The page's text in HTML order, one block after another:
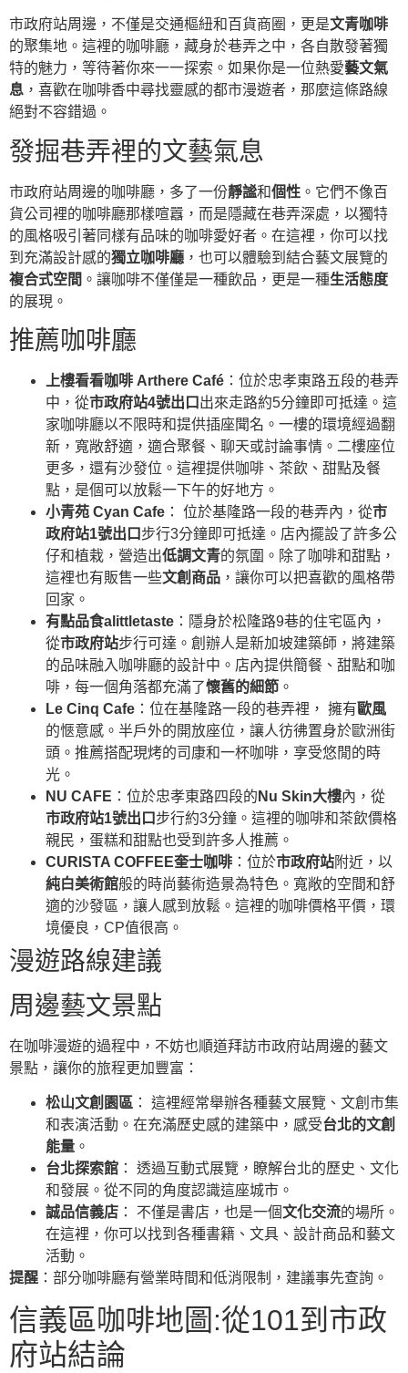
市政府站周邊，不僅是交通樞紐和百貨商圈，更是文青咖啡
的聚集地。這裡的咖啡廳，藏身於巷弄之中，各自散發著獨
特的魅力，等待著你來一一探索。如果你是一位熱愛藝文氣
息 ，喜歡在咖啡香中尋找靈感的都市漫遊者，那麼這條路線
絕對不容錯過。
發掘巷弄裡的文藝氣息
市政府站周邊的咖啡廳，多了一份靜謐和個性 。它們不像百
貨公司裡的咖啡廳那樣喧囂，而是隱藏在巷弄深處，以獨特
的風格吸引著同樣有品味的咖啡愛好者。在這裡，你可以找
到充滿設計感的獨立咖啡廳 ，也可以體驗到結合藝文展覽的
複合式空間 。讓咖啡不僅僅是一種飲品，更是一種生活態度
的展現。
推薦咖啡廳
上樓看看咖啡 Arthere Café ：位於忠孝東路五段的巷弄
中，從市政府站4號出口 出來走路約5分鐘即可抵達。這
家咖啡廳以不限時和提供插座聞名。一樓的環境經過翻
新，寬敞舒適，適合聚餐、聊天或討論事情。二樓座位
更多，還有沙發位。這裡提供咖啡、茶飲、甜點及餐
點，是個可以放鬆一下午的好地方。
小青苑 Cyan Cafe ： 位於基隆路一段的巷弄內，從市
政府站1號出口 步行3分鐘即可抵達。店內擺設了許多公
仔和植栽，營造出低調文青的氛圍。除了咖啡和甜點，
這裡也有販售一些文創商品 ，讓你可以把喜歡的風格帶
回家。
有點品食alittletaste ：隱身於松隆路9巷的住宅區內，
從市政府站步行可達。創辦人是新加坡建築師，將建築
的品味融入咖啡廳的設計中。店內提供簡餐、甜點和咖
啡，每一個角落都充滿了懷舊的細節 。
Le Cinq Cafe ：位在基隆路一段的巷弄裡， 擁有 歐風
的愜意感。半戶外的開放座位，讓人彷彿置身於歐洲街
頭。推薦搭配現烤的司康和一杯咖啡，享受悠閒的時
光。
NU CAFE ：位於忠孝東路四段的 Nu Skin大樓內，從
市政府站1號出口 步行約3分鐘。這裡的咖啡和茶飲價格
親民，蛋糕和甜點也受到許多人推薦。
CURISTA COFFEE奎士咖啡 ：位於市政府站附近，以
純白美術館般的時尚藝術造景為特色。寬敞的空間和舒
適的沙發區，讓人感到放鬆。這裡的咖啡價格平價，環
境優良，CP值很高。
漫遊路線建議
周邊藝文景點
在咖啡漫遊的過程中，不妨也順道拜訪市政府站周邊的藝文
景點，讓你的旅程更加豐富：
松山文創園區 ： 這裡經常舉辦各種藝文展覽、文創市集
和表演活動。在充滿歷史感的建築中，感受台北的文創
能量 。
台北探索館 ： 透過互動式展覽，瞭解台北的歷史、文化
和發展。從不同的角度認識這座城市。
誠品信義店 ： 不僅是書店，也是一個文化交流的場所。
在這裡，你可以找到各種書籍、文具、設計商品和藝文
活動。
提醒 ：部分咖啡廳有營業時間和低消限制，建議事先查詢。
信義區咖啡地圖:從101到市政
府站結論